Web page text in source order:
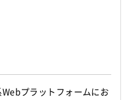
プラットフォームにお